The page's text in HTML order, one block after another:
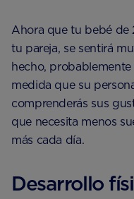
Ahora que tu bebé de
tu pareja, se sentirá
hecho,
medida que su
comprenderás sus
que necesita menos
más cada día.
Desarrollo